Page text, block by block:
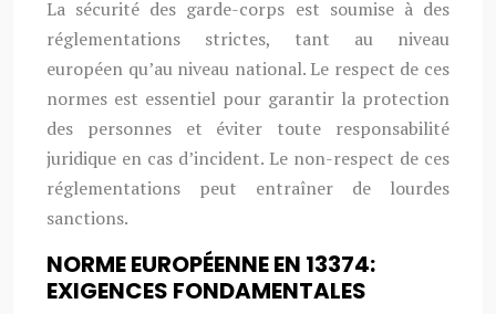
La sécurité des garde-corps est soumise à des
réglementations strictes, tant au niveau
européen qu’au niveau national. Le respect de ces
normes est essentiel pour garantir la protection
des personnes et éviter toute responsabilité
juridique en cas d’incident. Le non-respect de ces
réglementations peut entraîner de lourdes
sanctions.
NORME EUROPÉENNE EN 13374:
EXIGENCES FONDAMENTALES